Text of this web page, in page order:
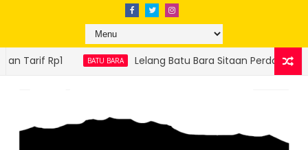
Batu Bara Sitaan Perdana Sukses, Ditjen Gakkum ESDM